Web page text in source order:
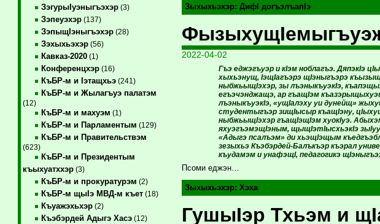
ЗэгурыIуэныгъэхэр(3)
Зэпеуэхэр(137)
ЗэпыщIэныгъэхэр(28)
Зэхыхьэхэр(56)
Кавказ-2020(1)
Конференцхэр(16)
КъБР-м и Iэтащхьэ(241)
КъБР-м и Жылагъуэ палатэм
(12)
КъБР-м и махуэм (1)
КъБР-м и Парламентым (129)
КъБР-м и Правительствэм
(623)
КъБР-м и Президентым
къыхуатххэр(3)
КъБР-м и прокуратурэм (2)
КъБР-м щыIэ МВД-м къет(18)
Къуажэхьхэр(2)
Къэбэрдей Адыгэ Хасэ(12)
Зыхыхьэхэр: ДифI догъэлъапIэ
2022-04-02
Гъэ еджэгъуэр и кIэм ноблагъэ. ДяпэкIэ
хыхьэнущ, IэщIагъэрэ щIэныгъэрэ
ныбжьыщIэхэр, зы лъэныкъуэкIэ,
егъэчэнджащэ, ар гъащIэм
лъэныкъуэкIэ, «ущIалэху уи дунейщ»
студентыгъэр зищIысыр къащIэну,
ныбжьыщIэхэр гъащIэщIэм хуокIуэ.
яхуэгъэмэщIэным, щыщIэтIысхьэкIэ
«Адыгэ псалъэм» ди хьэщIэщым
зезыхьэ Къэбэрдей-Балъкъэр къэрал
къудамэм и унафэщI, педагогикэ
Псоми еджэн…
Зыхыхьэхэр: Хэха
ГушыIэр Тхьэм и